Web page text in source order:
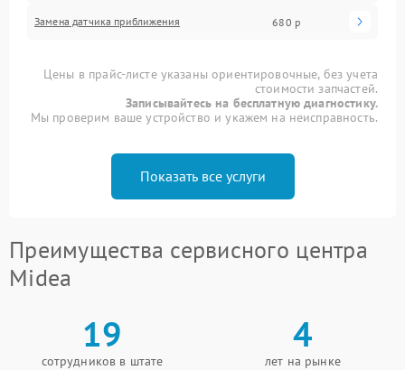
Замена датчика приближения 680 р
Цены в прайс-листе указаны ориентировочные, без учета
стоимости запчастей.
Записывайтесь на бесплатную диагностику.
Мы проверим ваше устройство и укажем на неисправность.
Показать все услуги
Преимущества сервисного центра
Midea
19
сотрудников в штате
4
лет на рынке